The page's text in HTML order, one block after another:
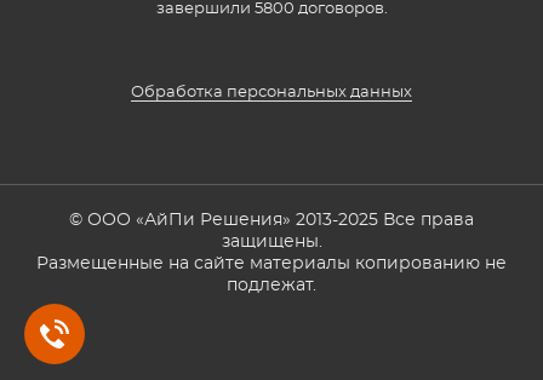
завершили 5800 договоров.
Обработка персональных данных
© ООО «АйПи Решения» 2013-2025 Все права
защищены.
Размещенные на сайте материалы копированию не
подлежат.